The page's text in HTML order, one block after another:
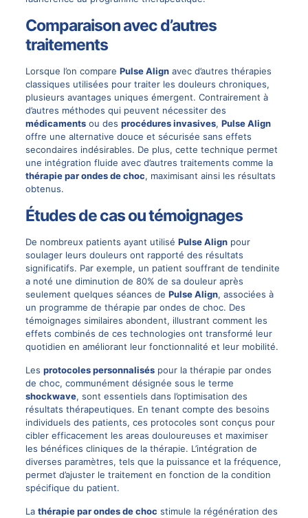
Comparaison avec d’autres
traitements
Lorsque l’on compare Pulse Alignavec d’autres thérapies
classiques utilisées pour traiter les douleurs chroniques,
plusieurs avantages uniques émergent. Contrairement à
d’autres méthodes qui peuvent nécessiter des
médicamentsou des procédures invasives, Pulse Align
offre une alternative douce et sécurisée sans effets
secondaires indésirables. De plus, cette technique permet
une intégration fluide avec d’autres traitements comme la
thérapie par ondes de choc, maximisant ainsi les résultats
obtenus.
Études de cas ou témoignages
De nombreux patients ayant utilisé Pulse Alignpour
soulager leurs douleurs ont rapporté des résultats
significatifs. Par exemple, un patient souffrant de tendinite
a noté une diminution de 80% de sa douleur après
seulement quelques séances de Pulse Align, associées à
un programme de thérapie par ondes de choc. Des
témoignages similaires abondent, illustrant comment les
effets combinés de ces technologies ont transformé leur
quotidien en améliorant leur fonctionnalité et leur mobilité.
Les protocoles personnaliséspour la thérapie par ondes
de choc, communément désignée sous le terme
shockwave, sont essentiels dans l’optimisation des
résultats thérapeutiques. En tenant compte des besoins
individuels des patients, ces protocoles sont conçus pour
cibler efficacement les areas douloureuses et maximiser
les bénéfices cliniques de la thérapie. L’intégration de
diverses paramètres, tels que la puissance et la fréquence,
permet d’ajuster le traitement en fonction de la condition
spécifique du patient.
La thérapie par ondes de choc stimule la régénération des